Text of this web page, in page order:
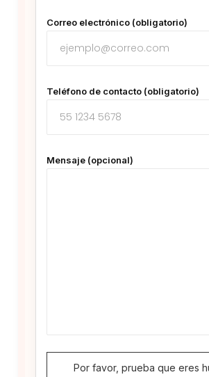
Correo electrónico (obligatorio)
Teléfono de contacto (obligatorio)
Mensaje (opcional)
Por favor, prueba que eres